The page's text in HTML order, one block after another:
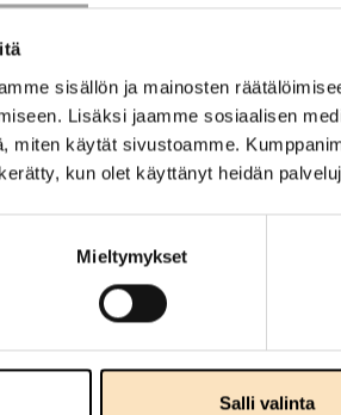
sisällön ja mainosten
Lisäksi jaamme sosiaalisen
miten käytät sivustoamme.
kun olet käyttänyt heidän
Mieltymykset
Salli valinta
kentällä suoritettavissa
merkittäviä, pysyviä
omistajien erityistarpeet
järjestämään itselleen
sekä tiedon tuottajina
vaihtelee.
on kattavat, hyvin
ne tulevat käyttämään
lisää virheriskejä ja aiheuttaa
toimitusjohtaja
Minna